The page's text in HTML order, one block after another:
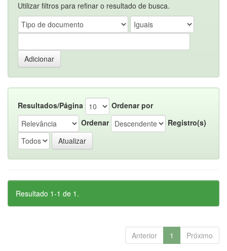
Utilizar filtros para refinar o resultado de busca.
Resultados/Página
Ordenar por
Ordenar
Registro(s)
Resultado 1-1 de 1.
Anterior 1 Próximo